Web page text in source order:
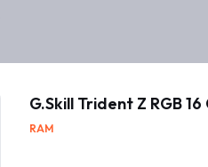
G.Skill Trident Z RGB
RAM